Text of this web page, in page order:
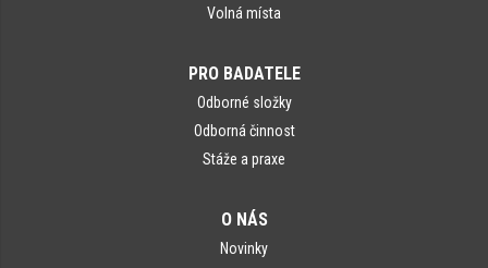
Volná místa
PRO BADATELE
Odborné složky
Odborná činnost
Stáže a praxe
O NÁS
Novinky